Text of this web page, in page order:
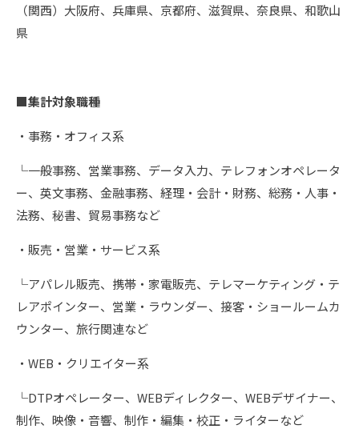
（関西）大阪府、兵庫県、京都府、滋賀県、奈良県、和歌山
県
■集計対象職種
・事務・オフィス系
└一般事務、営業事務、データ入力、テレフォンオペレータ
ー、英文事務、金融事務、経理・会計・財務、総務・人事・
法務、秘書、貿易事務など
・販売・営業・サービス系
└アパレル販売、携帯・家電販売、テレマーケティング・テ
レアポインター、営業・ラウンダー、接客・ショールームカ
ウンター、旅行関連など
・WEB・クリエイター系
└DTPオペレーター、WEBディレクター、WEBデザイナー、
制作、映像・音響、制作・編集・校正・ライターなど